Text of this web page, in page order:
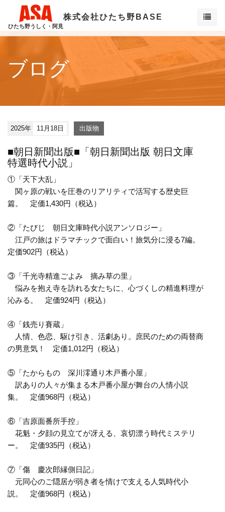
ひたち野うしく・阿見
株式会社ひたち野BASE
ブログ
2025年 11月18日 出版物
■朝日新聞出版■「朝日新聞出版 朝日文庫
特選時代小説」
①「天下大乱」
関ヶ原の戦いを圧巻のリアリティで活写する歴史巨
篇。 定価1,430円（税込）
②「たびじ 朝日文庫時代小説アンソロジー」
江戸の旅はドラマチックで面白い！旅気分に浸る7編。
定価902円（税込）
③「千光寺精進ごよみ 摘み草の里」
悩みを抱え寺を訪れる女たちに、心づくしの精進料理が
沁みる。 定価924円（税込）
④「銭売り賽蔵」
人情、色恋、駆け引き、活劇あり。庶民のための両替商
の男意気！ 定価1,012円（税込）
⑤「たからもの 深川澪通り木戸番小屋」
訳ありの人々が集まる木戸番小屋が舞台の人情小説
集。 定価968円（税込）
⑥「吉原面番所手控」
花魁・夕顔の見立てが冴える、哀切漂う時代ミステリ
ー。 定価935円（税込）
⑦「傷 慶次郎縁側日記」
元同心のご隠居が弱き者を情けで支える人気時代小
説。 定価968円（税込）